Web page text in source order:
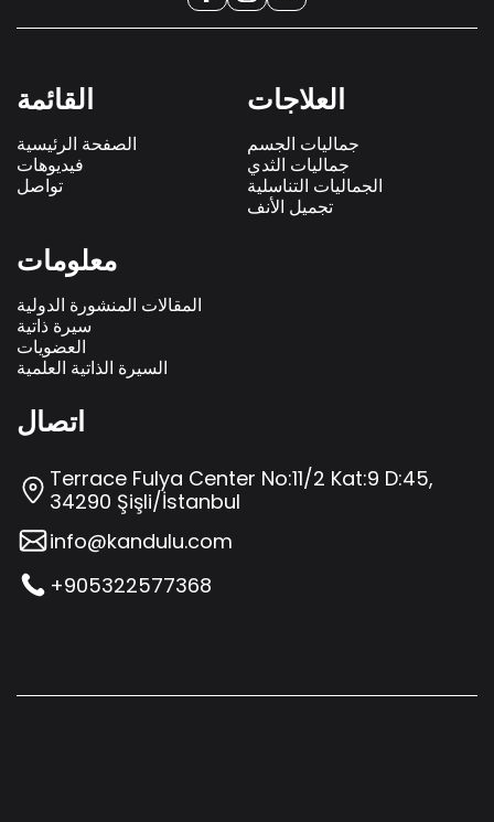
القائمة
الصفحة الرئيسية
فيديوهات
تواصل
العلاجات
جماليات الجسم
جماليات الثدي
الجماليات التناسلية
تجميل الأنف
معلومات
المقالات المنشورة الدولية
سيرة ذاتية
العضويات
السيرة الذاتية العلمية
اتصال
Terrace Fulya Center No:11/2 Kat:9 D:45,
34290 Şişli/İstanbul
info@kandulu.com
+905322577368